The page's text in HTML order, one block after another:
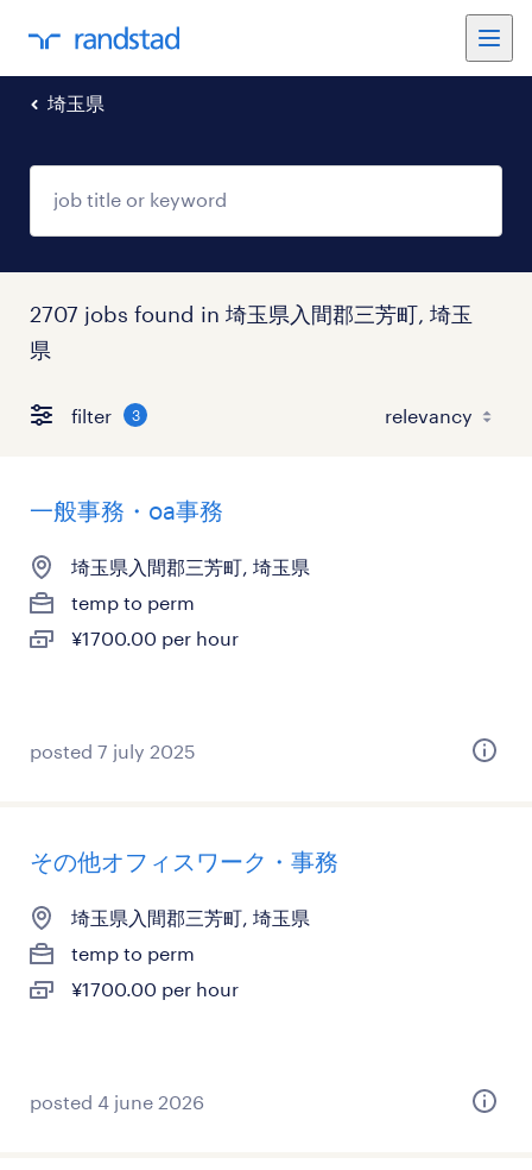
埼玉県
2707 jobs found in 埼玉県入間郡三芳町, 埼玉
県
filter 3
一般事務・oa事務
埼玉県入間郡三芳町, 埼玉県
temp to perm
¥1700.00 per hour
posted 7 july 2025
その他オフィスワーク・事務
埼玉県入間郡三芳町, 埼玉県
temp to perm
¥1700.00 per hour
posted 4 june 2026